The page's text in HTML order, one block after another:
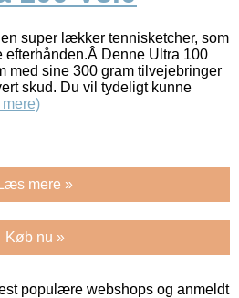
super lækker tennisketcher, som
efterhånden.Â Denne Ultra 100
med sine 300 gram tilvejebringer
skud. Du vil tydeligt kunne
Læs mere »
Køb nu »
populære webshops og anmeldt